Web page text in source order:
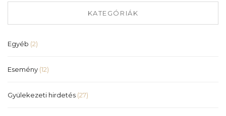
KATEGÓRIÁK
Egyéb (2)
Esemény (12)
Gyülekezeti hirdetés (27)